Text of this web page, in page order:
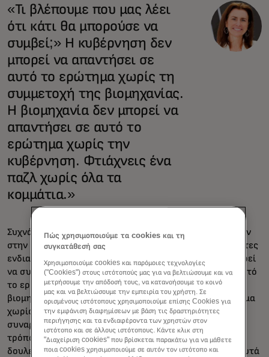
«Τι βλέπουμε που μας λέει
ότι κάτι θα μπορούσε να
συμβεί;» Η κυβέρνηση δεν
μπορεί να απαντήσει σε
αυτό το ερώτημα χωρίς τη
συμμετοχή της βιομηχανίας.
Η βιομηχανία δεν μπορεί να
απαντήσει σε αυτό το
ερώτημα χωρίς την
κυβέρνηση. Φτιάχνεις ένα
παζλ χωρίς όλα τα
κομμάτια.»
Συχνά μιλάμε για δείκτες συμβιβασμού. Αλλά όταν ήμουν
στην κυβέρνηση, προσπαθούσαμε να εντοπίσουμε δείκτες
ενδιαφέροντος. Τι βλέπουμε που μας λέει ότι κάτι μπορεί
να συμβεί; Η κυβέρνηση δεν μπορεί να απαντήσει σε αυτό
το ερώτημα χωρίς τη συμμετοχή της βιομηχανίας. Η
βιομηχανία δεν μπορεί να απαντήσει σε αυτό το ερώτημα
χωρίς την κυβέρνηση. Αυτό που συμβαίνει είναι ότι
συναρμολογείτε ένα παζλ χωρίς όλα τα κομμάτια, και ο
τρόπος για να αποκτήσετε μια καλύτερη εικόνα είναι
δουλεύοντας μαζί. Η βιομηχανία μπορεί να μοιραστεί αυτά
Πώς χρησιμοποιούμε τα cookies και τη
συγκατάθεσή σας
Χρησιμοποιούμε cookies και παρόμοιες τεχνολογίες
("Cookies") στους ιστότοπούς μας για να βελτιώσουμε και να
μετρήσουμε την απόδοσή τους, να κατανοήσουμε το κοινό
μας και να βελτιώσουμε την εμπειρία του χρήστη. Σε
ορισμένους ιστότοπους χρησιμοποιούμε επίσης Cookies για
την εμφάνιση διαφημίσεων με βάση τις δραστηριότητες
περιήγησης και τα ενδιαφέροντα των χρηστών στον
ιστότοπο και σε άλλους ιστότοπους. Κάντε κλικ στη
"Διαχείριση cookies" που βρίσκεται παρακάτω για να μάθετε
ποια cookies χρησιμοποιούμε σε αυτόν τον ιστότοπο και